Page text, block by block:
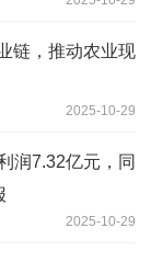
链，推动农业现
2025-10-29
润7.32亿元，同
2025-10-29